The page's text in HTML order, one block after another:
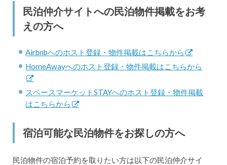
民泊仲介サイトへの民泊物件掲載をお考
えの方へ
Airbnbへのホスト登録・物件掲載はこちらから
HomeAwayへのホスト登録・物件掲載はこちらから
スペースマーケットSTAYへのホスト登録・物件掲載
はこちらから
宿泊可能な民泊物件をお探しの方へ
民泊物件の宿泊予約を取りたい方は以下の民泊仲介サイ